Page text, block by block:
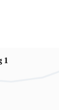
1